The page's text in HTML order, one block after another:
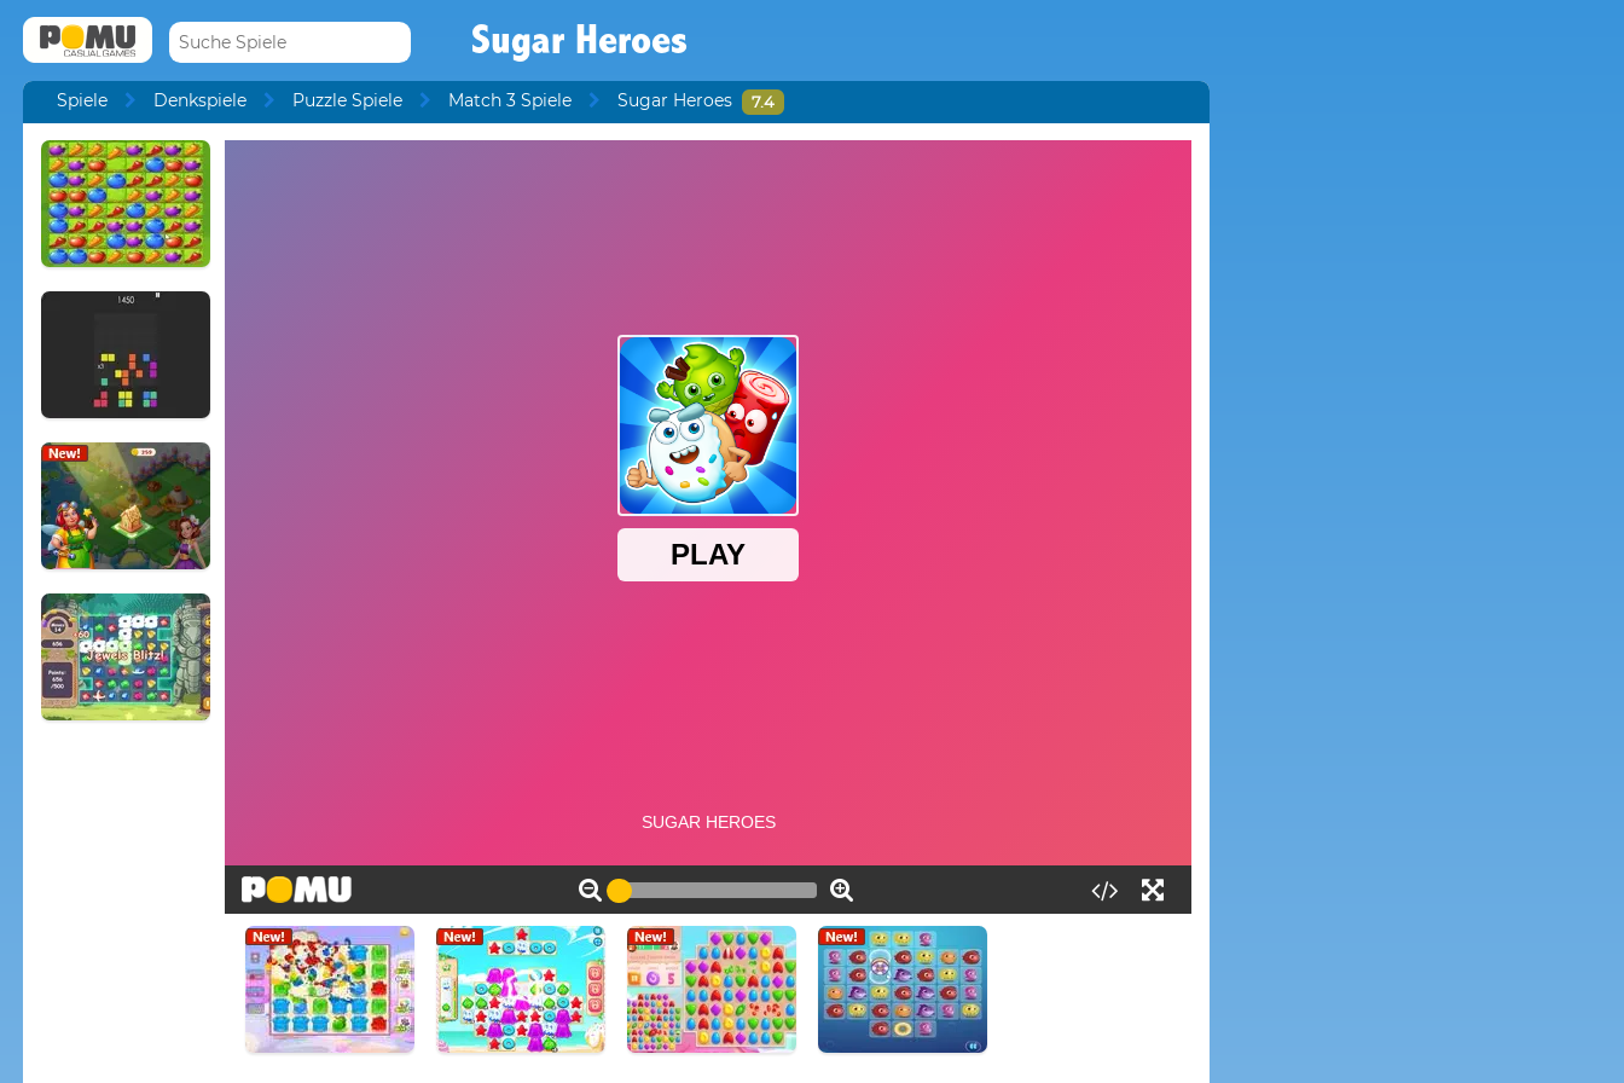
Sugar Heroes
Spiele Denkspiele Puzzle Spiele Match 3 Spiele Sugar Heroes 7.4